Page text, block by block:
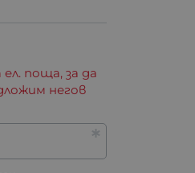
поща, за да
негов